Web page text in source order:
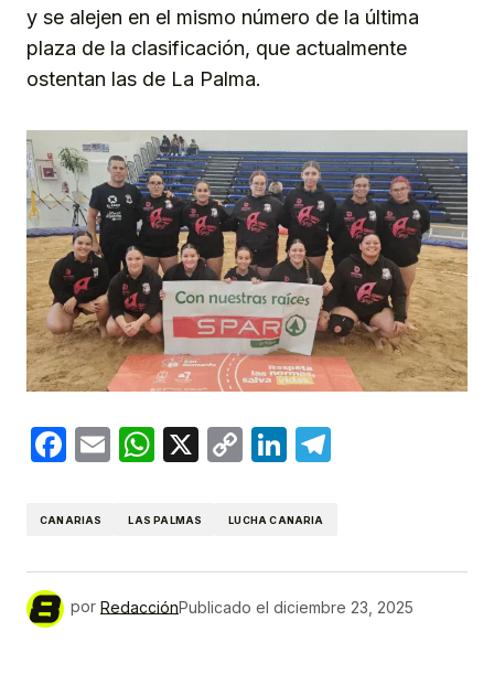
y se alejen en el mismo número de la última
plaza de la clasificación, que actualmente
ostentan las de La Palma.
Facebook
EmailWhatsApp
X
CopyLinkedIn
CANARIAS LAS PALMAS LUCHA CANARIA
por RedacciónPublicado el diciembre 23, 2025